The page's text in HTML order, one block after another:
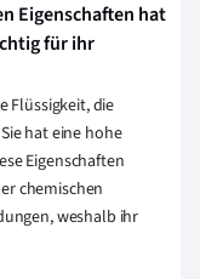
Eigenschaften hat
für ihr
Flüssigkeit, die
hat eine hohe
Eigenschaften
chemischen
weshalb ihr